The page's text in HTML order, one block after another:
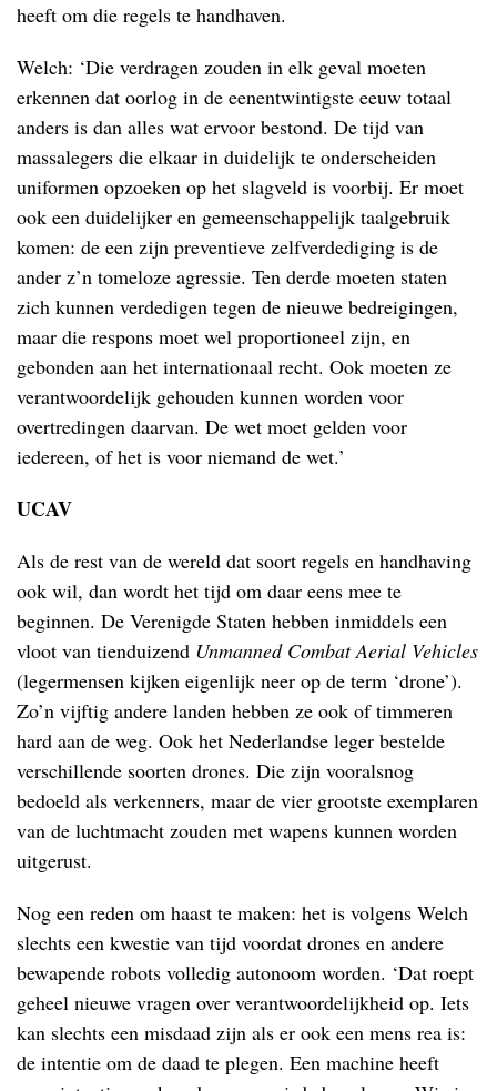
heeft om die regels te handhaven.
Welch: ‘Die verdragen zouden in elk geval moeten
erkennen dat oorlog in de eenentwintigste eeuw totaal
anders is dan alles wat ervoor bestond. De tijd van
massalegers die elkaar in duidelijk te onderscheiden
uniformen opzoeken op het slagveld is voorbij. Er moet
ook een duidelijker en gemeenschappelijk taalgebruik
komen: de een zijn preventieve zelfverdediging is de
ander z’n tomeloze agressie. Ten derde moeten staten
zich kunnen verdedigen tegen de nieuwe bedreigingen,
maar die respons moet wel proportioneel zijn, en
gebonden aan het internationaal recht. Ook moeten ze
verantwoordelijk gehouden kunnen worden voor
overtredingen daarvan. De wet moet gelden voor
iedereen, of het is voor niemand de wet.’
UCAV
Als de rest van de wereld dat soort regels en handhaving
ook wil, dan wordt het tijd om daar eens mee te
beginnen. De Verenigde Staten hebben inmiddels een
vloot van tienduizend Unmanned Combat Aerial Vehicles
(legermensen kijken eigenlijk neer op de term ‘drone’).
Zo’n vijftig andere landen hebben ze ook of timmeren
hard aan de weg. Ook het Nederlandse leger bestelde
verschillende soorten drones. Die zijn vooralsnog
bedoeld als verkenners, maar de vier grootste exemplaren
van de luchtmacht zouden met wapens kunnen worden
uitgerust.
Nog een reden om haast te maken: het is volgens Welch
slechts een kwestie van tijd voordat drones en andere
bewapende robots volledig autonoom worden. ‘Dat roept
geheel nieuwe vragen over verantwoordelijkheid op. Iets
kan slechts een misdaad zijn als er ook een mens rea is:
de intentie om de daad te plegen. Een machine heeft